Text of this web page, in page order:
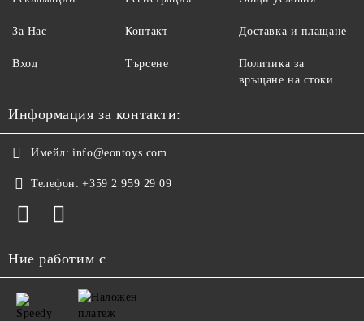
За Нас
Вход
Контакт
Търсене
Доставка и плащане
Политика за
връщане на стоки
Информация за контакти:
Имейл: info@eontoys.com
Телефон: +359 2 959 29 09
Ние работим с